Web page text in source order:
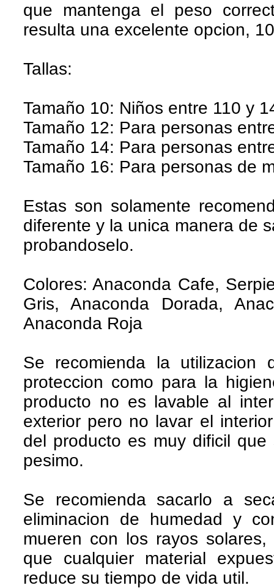
que mantenga el peso
resulta una excelente opcion,
Tallas:
Tamaño 10: Niños entre 110 y
Tamaño 12: Para personas
Tamaño 14: Para personas
Tamaño 16: Para personas de
Estas son solamente
diferente y la unica manera de
probandoselo.
Colores: Anaconda Cafe,
Gris, Anaconda Dorada,
Anaconda Roja
Se recomienda la utilizacion
proteccion como para la
producto no es lavable al
exterior pero no lavar el
del producto es muy dificil
pesimo.
Se recomienda sacarlo a
eliminacion de humedad y
mueren con los rayos
que cualquier material
reduce su tiempo de vida util.